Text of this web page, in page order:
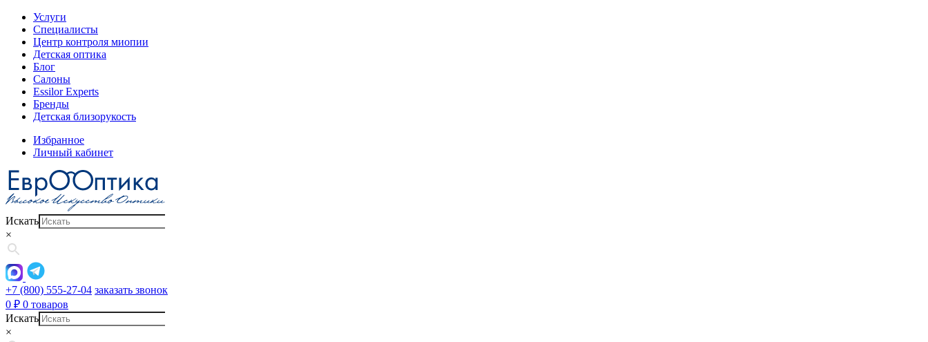
Услуги
Специалисты
Центр контроля миопии
Детская оптика
Блог
Салоны
Essilor Experts
Бренды
Детская близорукость
Избранное
Личный кабинет
Искать
×
+7 (800) 555-27-04 заказать звонок
0 ₽ 0 товаров
Искать
×